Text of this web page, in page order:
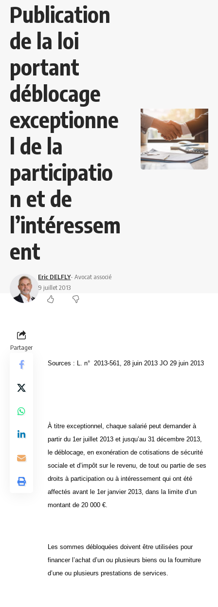
Publication
de la loi
portant
déblocage
exceptionne
l de la
participatio
n et de
l’intéressem
ent
Eric DELFLY- Avocat associé
9 juillet 2013
Partager
Sources : L. n° 2013-561, 28 juin 2013 JO 29 juin 2013
À titre exceptionnel, chaque salarié peut demander à
partir du 1er juillet 2013 et jusqu’au 31 décembre 2013,
le déblocage, en exonération de cotisations de sécurité
sociale et d’impôt sur le revenu, de tout ou partie de ses
droits à participation ou à intéressement qui ont été
affectés avant le 1er janvier 2013, dans la limite d’un
montant de 20 000 €.
Les sommes débloquées doivent être utilisées pour
financer l’achat d’un ou plusieurs biens ou la fourniture
d’une ou plusieurs prestations de services.